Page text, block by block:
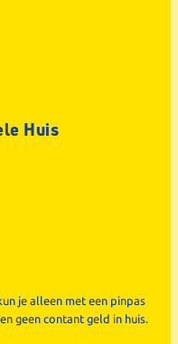
Huis
je alleen met een pinpas
geen contant geld in huis.